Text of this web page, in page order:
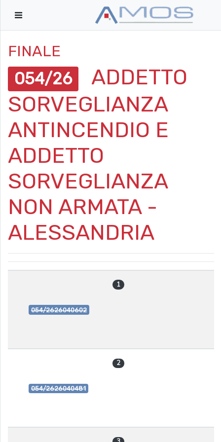
FINALE
054/26
ADDETTO
SORVEGLIANZA
ANTINCENDIO E
ADDETTO
SORVEGLIANZA
NON ARMATA -
ALESSANDRIA
1
054/2626040602
2
054/2626040481